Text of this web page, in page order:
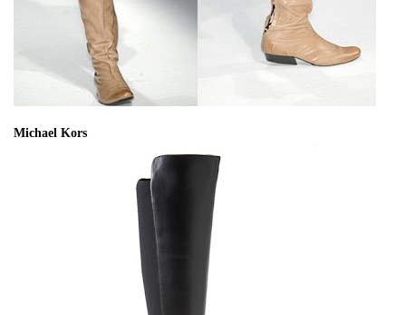
Michael Kors